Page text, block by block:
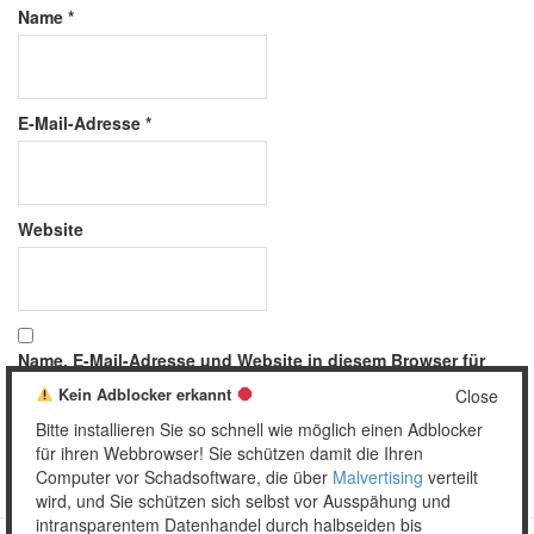
Name *
E-Mail-Adresse *
Website
Name, E-Mail-Adresse und Website in diesem Browser für
meinen nächsten Kommentar speichern.
Close
Kein Adblocker erkannt
Bitte installieren Sie so schnell wie möglich einen Adblocker
für ihren Webbrowser! Sie schützen damit die Ihren
Computer vor Schadsoftware, die über Malvertising verteilt
wird, und Sie schützen sich selbst vor Ausspähung und
intransparentem Datenhandel durch halbseiden bis